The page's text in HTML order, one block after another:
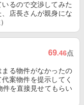
るので交渉してみた
店長さんが親身にな
69.46点
る物件がなかったの
案物件を提示してく
を直接見せてもらい